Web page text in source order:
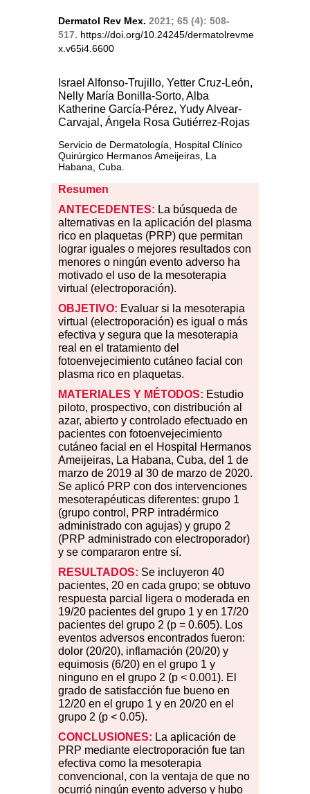
Dermatol Rev Mex. 2021; 65 (4): 508-
517. https://doi.org/10.24245/dermatolrevme
x.v65i4.6600
Israel Alfonso-Trujillo, Yetter Cruz-León,
Nelly María Bonilla-Sorto, Alba
Katherine García-Pérez, Yudy Alvear-
Carvajal, Ángela Rosa Gutiérrez-Rojas
Servicio de Dermatología, Hospital Clínico
Quirúrgico Hermanos Ameijeiras, La
Habana, Cuba.
Resumen
ANTECEDENTES: La búsqueda de
alternativas en la aplicación del plasma
rico en plaquetas (PRP) que permitan
lograr iguales o mejores resultados con
menores o ningún evento adverso ha
motivado el uso de la mesoterapia
virtual (electroporación).
OBJETIVO: Evaluar si la mesoterapia
virtual (electroporación) es igual o más
efectiva y segura que la mesoterapia
real en el tratamiento del
fotoenvejecimiento cutáneo facial con
plasma rico en plaquetas.
MATERIALES Y MÉTODOS: Estudio
piloto, prospectivo, con distribución al
azar, abierto y controlado efectuado en
pacientes con fotoenvejecimiento
cutáneo facial en el Hospital Hermanos
Ameijeiras, La Habana, Cuba, del 1 de
marzo de 2019 al 30 de marzo de 2020.
Se aplicó PRP con dos intervenciones
mesoterapéuticas diferentes: grupo 1
(grupo control, PRP intradérmico
administrado con agujas) y grupo 2
(PRP administrado con electroporador)
y se compararon entre sí.
RESULTADOS: Se incluyeron 40
pacientes, 20 en cada grupo; se obtuvo
respuesta parcial ligera o moderada en
19/20 pacientes del grupo 1 y en 17/20
pacientes del grupo 2 (p = 0.605). Los
eventos adversos encontrados fueron:
dolor (20/20), inflamación (20/20) y
equimosis (6/20) en el grupo 1 y
ninguno en el grupo 2 (p < 0.001). El
grado de satisfacción fue bueno en
12/20 en el grupo 1 y en 20/20 en el
grupo 2 (p < 0.05).
CONCLUSIONES: La aplicación de
PRP mediante electroporación fue tan
efectiva como la mesoterapia
convencional, con la ventaja de que no
ocurrió ningún evento adverso y hubo